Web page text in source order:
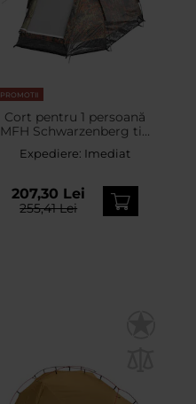
PROMOTII
Cort pentru 1 persoană
MFH Schwarzenberg tip
tunel - Flecktarn
Expediere: Imediat
207,30 Lei
255,41 Lei